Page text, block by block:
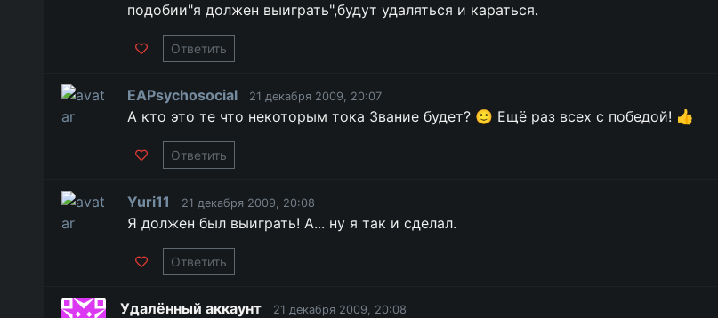
подобии"я должен выиграть",будут удаляться и караться.
Ответить
EAPsychosocial 21 декабря 2009, 20:07
А кто это те что некоторым тока Звание будет? 🙂 Ещё раз всех с победой! 👍
Ответить
Yuri11 21 декабря 2009, 20:08
Я должен был выиграть! А... ну я так и сделал.
Ответить
Удалённый аккаунт 21 декабря 2009, 20:08